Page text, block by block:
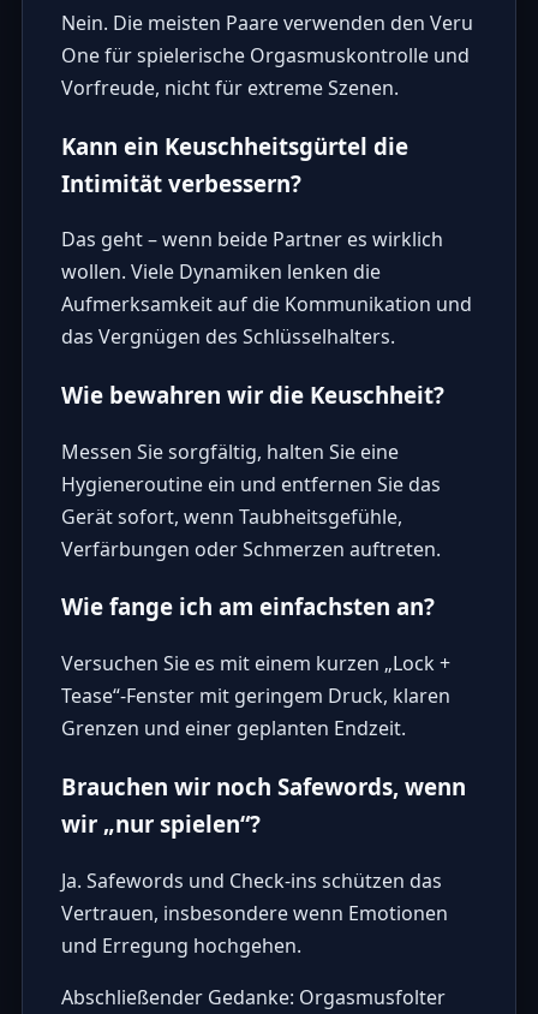
Nein. Die meisten Paare verwenden den Veru
One für spielerische Orgasmuskontrolle und
Vorfreude, nicht für extreme Szenen.
Kann ein Keuschheitsgürtel die
Intimität verbessern?
Das geht – wenn beide Partner es wirklich
wollen. Viele Dynamiken lenken die
Aufmerksamkeit auf die Kommunikation und
das Vergnügen des Schlüsselhalters.
Wie bewahren wir die Keuschheit?
Messen Sie sorgfältig, halten Sie eine
Hygieneroutine ein und entfernen Sie das
Gerät sofort, wenn Taubheitsgefühle,
Verfärbungen oder Schmerzen auftreten.
Wie fange ich am einfachsten an?
Versuchen Sie es mit einem kurzen „Lock +
Tease“-Fenster mit geringem Druck, klaren
Grenzen und einer geplanten Endzeit.
Brauchen wir noch Safewords, wenn
wir „nur spielen“?
Ja. Safewords und Check-ins schützen das
Vertrauen, insbesondere wenn Emotionen
und Erregung hochgehen.
Abschließender Gedanke: Orgasmusfolter